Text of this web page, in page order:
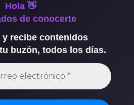
Hola 👋
de conocerte
y recibe contenidos
buzón, todos los días.